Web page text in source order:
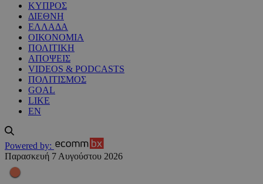
ΚΥΠΡΟΣ
ΔΙΕΘΝΗ
ΕΛΛΑΔΑ
ΟΙΚΟΝΟΜΙΑ
ΠΟΛΙΤΙΚΗ
ΑΠΟΨΕΙΣ
VIDEOS & PODCASTS
ΠΟΛΙΤΙΣΜΟΣ
GOAL
LIKE
EN
Powered by:
Παρασκευή 7 Αυγούστου 2026